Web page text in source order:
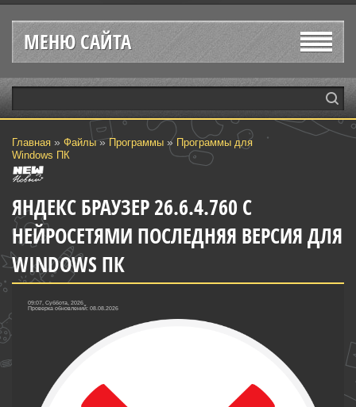
МЕНЮ САЙТА
Главная » Файлы»Программы » Программы для
Windows ПК
ЯНДЕКС БРАУЗЕР 26.6.4.760 С
НЕЙРОСЕТЯМИ ПОСЛЕДНЯЯ ВЕРСИЯ ДЛЯ
WINDOWS ПК
09:07, Суббота, 2026
Проверка обновлений: 08.08.2026